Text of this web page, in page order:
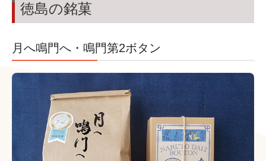
徳島ラーメン(B級グルメ)
半田そうめん
徳島の農産物
徳島の名産物
徳島の銘菓
徳島の民芸品
徳島の銘菓
月へ鳴門へ・鳴門第2ボタン